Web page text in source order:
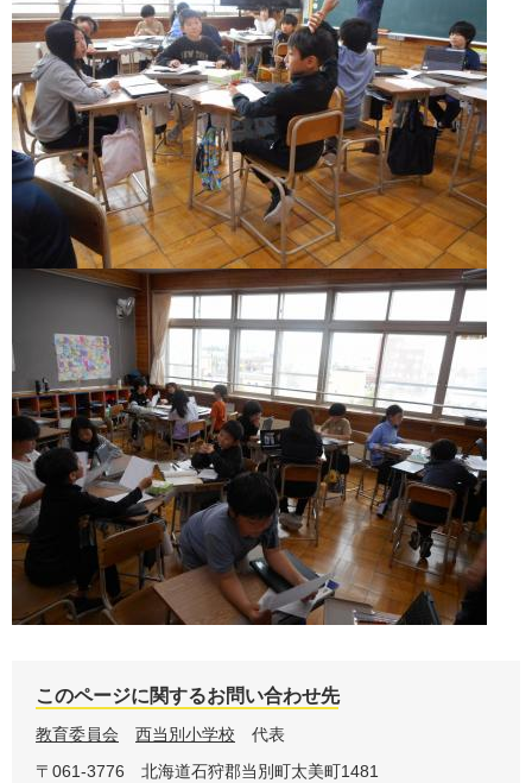
このページに関するお問い合わせ先
教育委員会 西当別小学校
代表
〒061-3776
北海道石狩郡当別町太美町1481